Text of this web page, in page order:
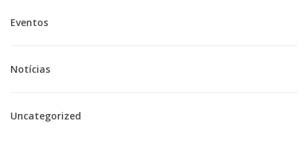
Eventos
Notícias
Uncategorized